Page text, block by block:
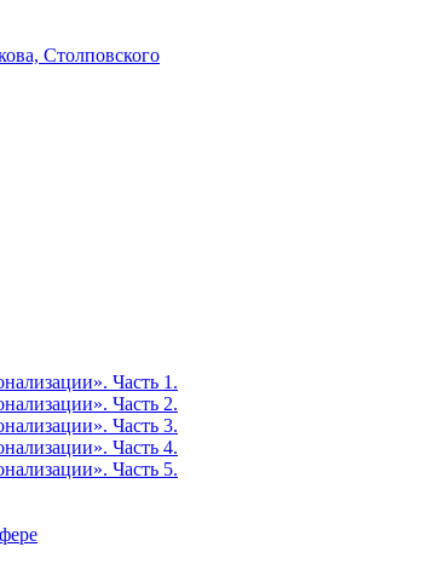
Столповского
Часть 1.
Часть 2.
Часть 3.
Часть 4.
Часть 5.